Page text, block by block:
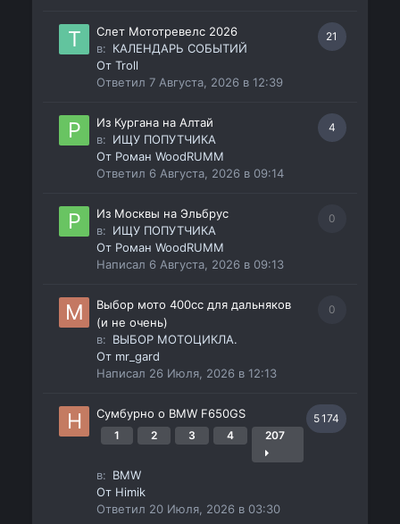
21
Слет Мототревелс 2026
в: КАЛЕНДАРЬ СОБЫТИЙ
ОтTroll
Ответил7 Августа, 2026 в 12:39
4
Из Кургана на Алтай
в: ИЩУ ПОПУТЧИКА
От Роман WoodRUMM
Ответил 6 Августа, 2026 в 09:14
0
Из Москвы на Эльбрус
в: ИЩУ ПОПУТЧИКА
От Роман WoodRUMM
Написал 6 Августа, 2026 в 09:13
0
Выбор мото 400сс для дальняков
(и не очень)
в: ВЫБОР МОТОЦИКЛА.
От mr_gard
Написал 26 Июля, 2026 в 12:13
5 174
Сумбурно о BMW F650GS
1 2 3 4 207
в: BMW
От Himik
Ответил 20 Июля, 2026 в 03:30